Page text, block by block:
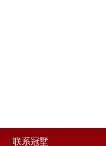
联系冠墅